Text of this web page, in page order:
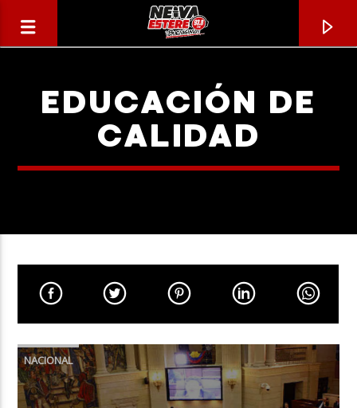
CANCIÓN ACTUAL
TÍTULO
ARTISTA
EDUCACIÓN DE
CALIDAD
NACIONAL